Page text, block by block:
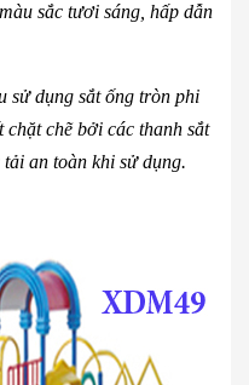
sắc tươi sáng, hấp dẫn
sử dụng sắt ống tròn phi
chẽ bởi các thanh sắt
an toàn khi sử dụng.